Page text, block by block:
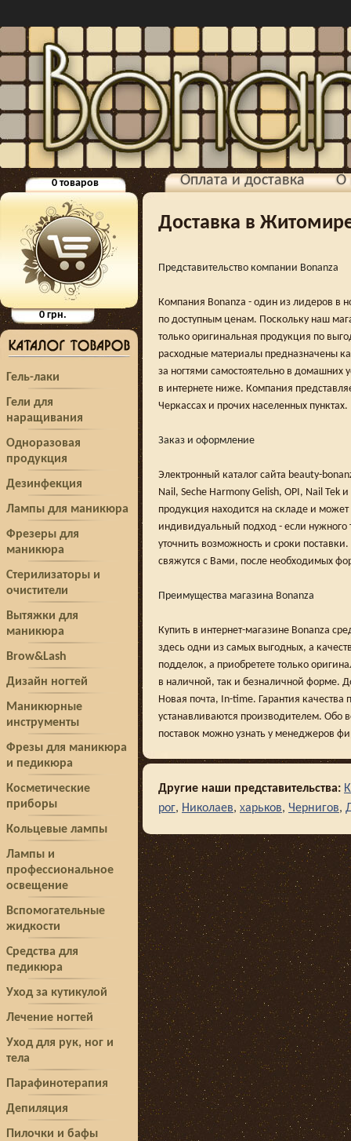
0товаров
0грн.
Гель-лаки
Гели для
наращивания
Одноразовая
продукция
Дезинфекция
Лампы для маникюра
Фрезеры для
маникюра
Стерилизаторы и
очистители
Вытяжки для
маникюра
Brow&Lash
Дизайн ногтей
Маникюрные
инструменты
Фрезы для маникюра
и педикюра
Косметические
приборы
Кольцевые лампы
Лампы и
профессиональное
освещение
Вспомогательные
жидкости
Средства для
педикюра
Уход за кутикулой
Лечение ногтей
Уход для рук, ног и
тела
Парафинотерапия
Депиляция
Пилочки и бафы
Оплата и доставка О
Доставка в
Представительство компании Bonanza
Компания Bonanza - один из лидеров в
по доступным ценам. Поскольку наш
только оригинальная продукция по
расходные материалы предназначены
за ногтями самостоятельно в
в интернете ниже. Компания
Черкассах и прочих населенных пунктах.
Заказ и оформление
Электронный каталог сайта beauty-
Nail, Seche Harmony Gelish, OPI, Nail Tek
продукция находится на складе и
индивидуальный подход - если нужного
уточнить возможность и сроки
свяжутся с Вами, после необходимых
Преимущества магазина Bonanza
Купить в интернет-магазине Bonanza
здесь одни из самых выгодных, а
подделок, а приобретете только
в наличной, так и безналичной форме.
Новая почта, In-time. Гарантия качества
устанавливаются производителем. Обо
поставок можно узнать у менеджеров
Другие наши представительства:
рог, Николаев, Харьков, Чернигов,